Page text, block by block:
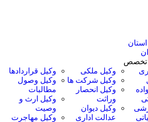
وکیل ملکی
وکیل شرکت ها
وکیل انحصار
وکیل دیوان
عدالت اداری
وکیل قراردادها
وکیل وصول
مطالبات
وکیل ارث و
وکیل مهاجرت